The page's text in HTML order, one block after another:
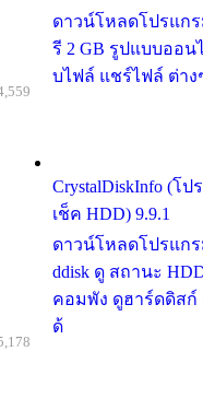
ดาวน์โหลดโปรแกร
รี 2 GB รูปแบบออน
บไฟล์ แชร์ไฟล์ ต่าง
CrystalDiskInfo (โป
เช็ค HDD) 9.9.1
ดาวน์โหลดโปรแกร
ddisk ดู สถานะ
คอมพัง ดูฮาร์ดดิสก์
ด้